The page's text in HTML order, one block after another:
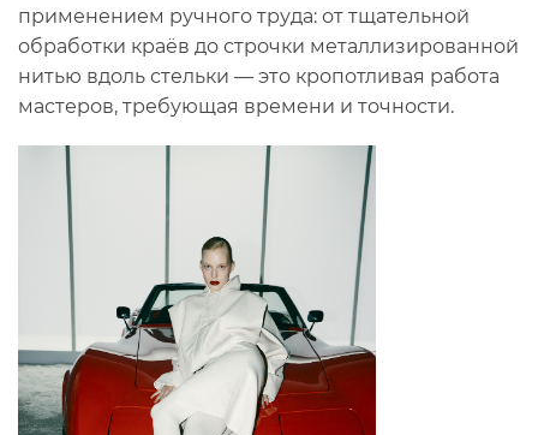
применением ручного труда: от тщательной
обработки краёв до строчки металлизированной
нитью вдоль стельки — это кропотливая работа
мастеров, требующая времени и точности.